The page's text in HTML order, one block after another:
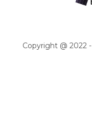
Copyright @ 2022 -